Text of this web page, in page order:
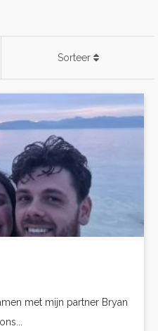
Sorteer
met mijn partner Bryan